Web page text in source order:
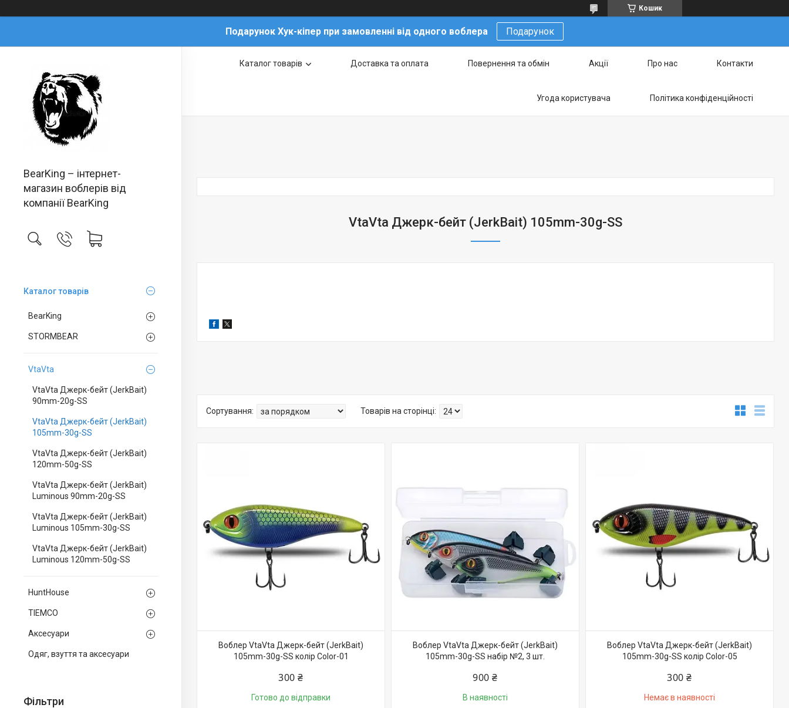
Кошик
Подарунок Хук-кіпер при замовленні від одного воблера Подарунок
BearKing – інтернет-
магазин воблерів від
компанії BearKing
Каталог товарів
BearKing
STORMBEAR
VtaVta
VtaVta Джерк-бейт (JerkBait)
90mm-20g-SS
VtaVta Джерк-бейт (JerkBait)
105mm-30g-SS
VtaVta Джерк-бейт (JerkBait)
120mm-50g-SS
VtaVta Джерк-бейт (JerkBait)
Luminous 90mm-20g-SS
VtaVta Джерк-бейт (JerkBait)
Luminous 105mm-30g-SS
VtaVta Джерк-бейт (JerkBait)
Luminous 120mm-50g-SS
HuntHouse
TIEMCO
Аксесуари
Одяг, взуття та аксесуари
Фільтри
Каталог товарів Доставка та оплата Повернення та обмін Акції Про нас Контакти
Угода користувача Політика конфіденційності
VtaVta Джерк-бейт (JerkBait) 105mm-30g-SS
Воблер VtaVta Джерк-бейт (JerkBait)
105mm-30g-SS колір Color-01
300 ₴
Готово до відправки
Воблер VtaVta Джерк-бейт (JerkBait)
105mm-30g-SS набір №2, 3 шт.
900 ₴
В наявності
Воблер VtaVta Джерк-бейт (JerkBait)
105mm-30g-SS колір Color-05
300 ₴
Немає в наявності